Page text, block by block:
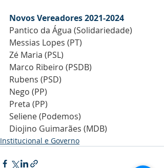
Novos Vereadores 2021-2024
Pantico da Água (Solidariedade)
Messias Lopes (PT)
Zé Maria (PSL)
Marco Ribeiro (PSDB)
Rubens (PSD)
Nego (PP)
Preta (PP)
Seliene (Podemos)
Diojino Guimarães (MDB)
Institucional e Governo